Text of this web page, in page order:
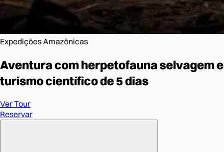
Expedições Amazônicas
Aventura com herpetofauna selvageme
turismo científico de 5 dias
Ver Tour
Reservar